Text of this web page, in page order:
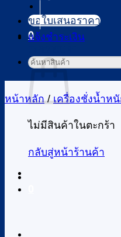
0
ไม่มีสินค้าในตะกร้า
กลับสู่หน้าร้านค้า
ขอใบเสนอราคา
แจ้งชำระเงิน
ค้นหา:
หน้าหลัก / เครื่องชั่งน้ำห